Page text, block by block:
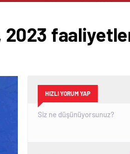
2023
HIZLI YORUM YAP